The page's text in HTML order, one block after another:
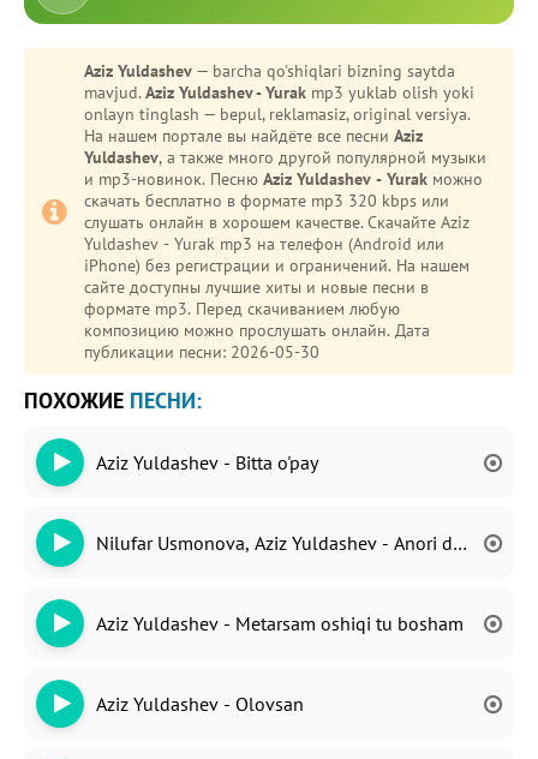
Aziz Yuldashev — barcha qo'shiqlari bizning saytda
mavjud. Aziz Yuldashev - Yurak mp3 yuklab olish yoki
onlayn tinglash — bepul, reklamasiz, original versiya.
На нашем портале вы найдёте все песни Aziz
Yuldashev, а также много другой популярной музыки
и mp3-новинок. Песню Aziz Yuldashev - Yurak можно
скачать бесплатно в формате mp3 320 kbps или
слушать онлайн в хорошем качестве. Скачайте Aziz
Yuldashev - Yurak mp3 на телефон (Android или
iPhone) без регистрации и ограничений. На нашем
сайте доступны лучшие хиты и новые песни в
формате mp3. Перед скачиванием любую
композицию можно прослушать онлайн. Дата
публикации песни: 2026-05-30
ПОХОЖИЕ ПЕСНИ:
Aziz Yuldashev - Bitta o'pay
Nilufar Usmonova, Aziz Yuldashev - Anori dona
Aziz Yuldashev - Metarsam oshiqi tu bosham
Aziz Yuldashev - Olovsan
Oshiq edim